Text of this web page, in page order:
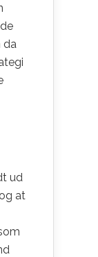
da
ud
at